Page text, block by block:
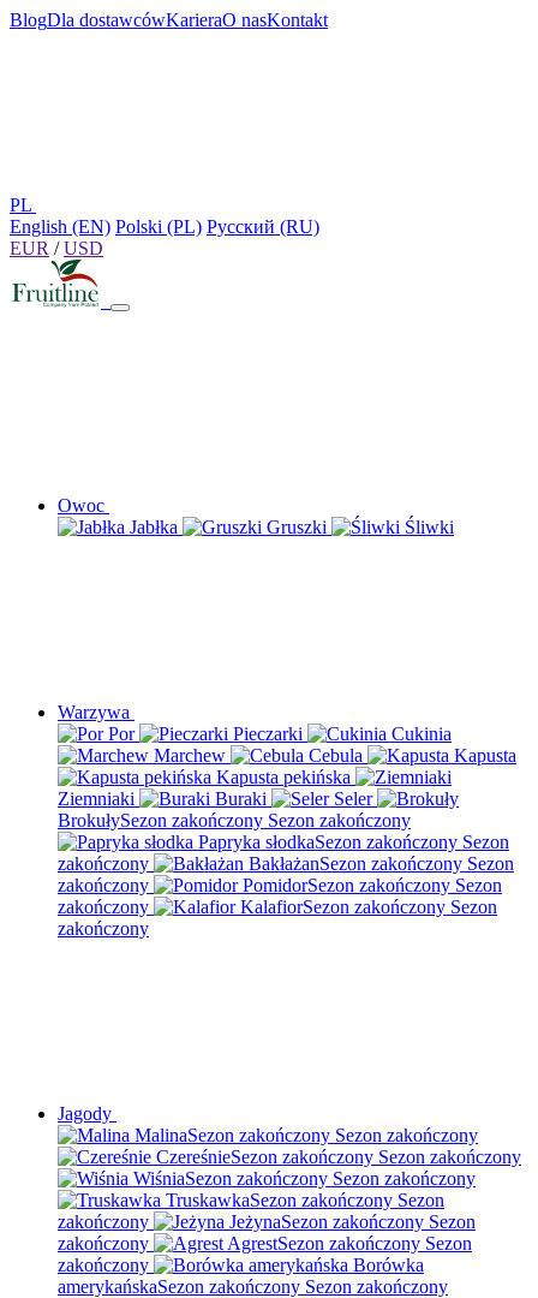
BlogDla dostawcówKarieraO nasKontakt
PL
English (EN) Polski (PL) Русский (RU)
EUR / USD
Owoc
Jabłka
Gruszki Śliwki
Warzywa
Por
Pieczarki
Cukinia
Marchew
Cebula
Kapusta
Kapusta pekińska
Ziemniaki
Buraki
Seler
BrokułySezon zakończony Sezon zakończony
Papryka słodkaSezon zakończony Sezon
zakończony
BakłażanSezon zakończony Sezon
zakończony
PomidorSezon zakończony Sezon
zakończony
KalafiorSezon zakończony Sezon
zakończony
Jagody
MalinaSezon zakończony Sezon zakończony
CzereśnieSezon zakończony Sezon zakończony
WiśniaSezon zakończony Sezon zakończony
TruskawkaSezon zakończony Sezon
zakończony
JeżynaSezon zakończony Sezon
zakończony
AgrestSezon zakończony Sezon
zakończony
Borówka
amerykańskaSezon zakończony Sezon zakończony